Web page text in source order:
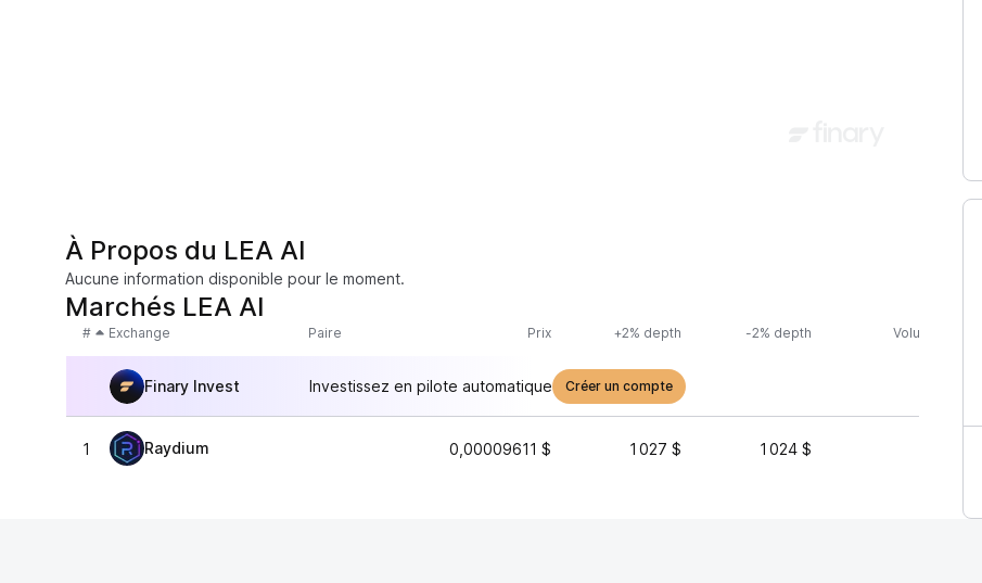
À Propos du LEA AI
Aucune information disponible pour le moment.
Marchés LEA AI
# Exchange Paire Prix +2% depth -2% depth Volume (24h)
Finary Invest Investissez en pilote automatique Créer un compte
1 Raydium 0,00009611 $ 1 027 $ 1 024 $